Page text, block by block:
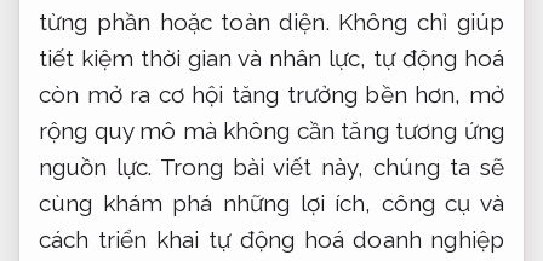
từng phần hoặc toàn diện. Không chỉ giúp
tiết kiệm thời gian và nhân lực, tự động hoá
còn mở ra cơ hội tăng trưởng bền hơn, mở
rộng quy mô mà không cần tăng tương ứng
nguồn lực. Trong bài viết này, chúng ta sẽ
cùng khám phá những lợi ích, công cụ và
cách triển khai tự động hoá doanh nghiệp